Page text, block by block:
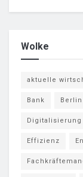
Wolke
aktuelle
Bank Berlin
Digitalisierung
Effizienz